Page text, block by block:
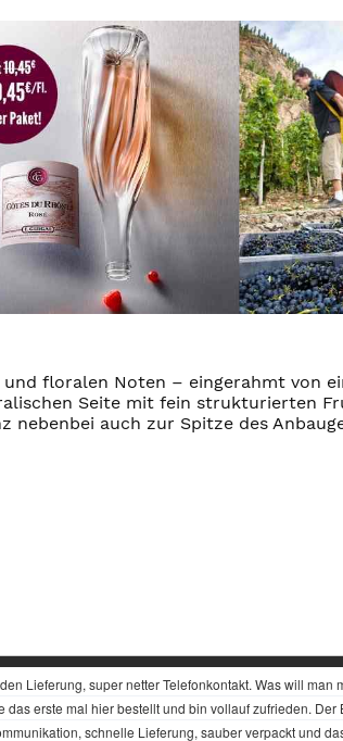
floralen Noten – eingerahmt von
Seite mit fein strukturierten
auch zur Spitze des